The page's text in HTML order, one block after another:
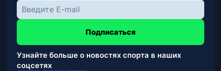
Подписаться
Узнайте больше о новостях спорта в наших
соцсетях